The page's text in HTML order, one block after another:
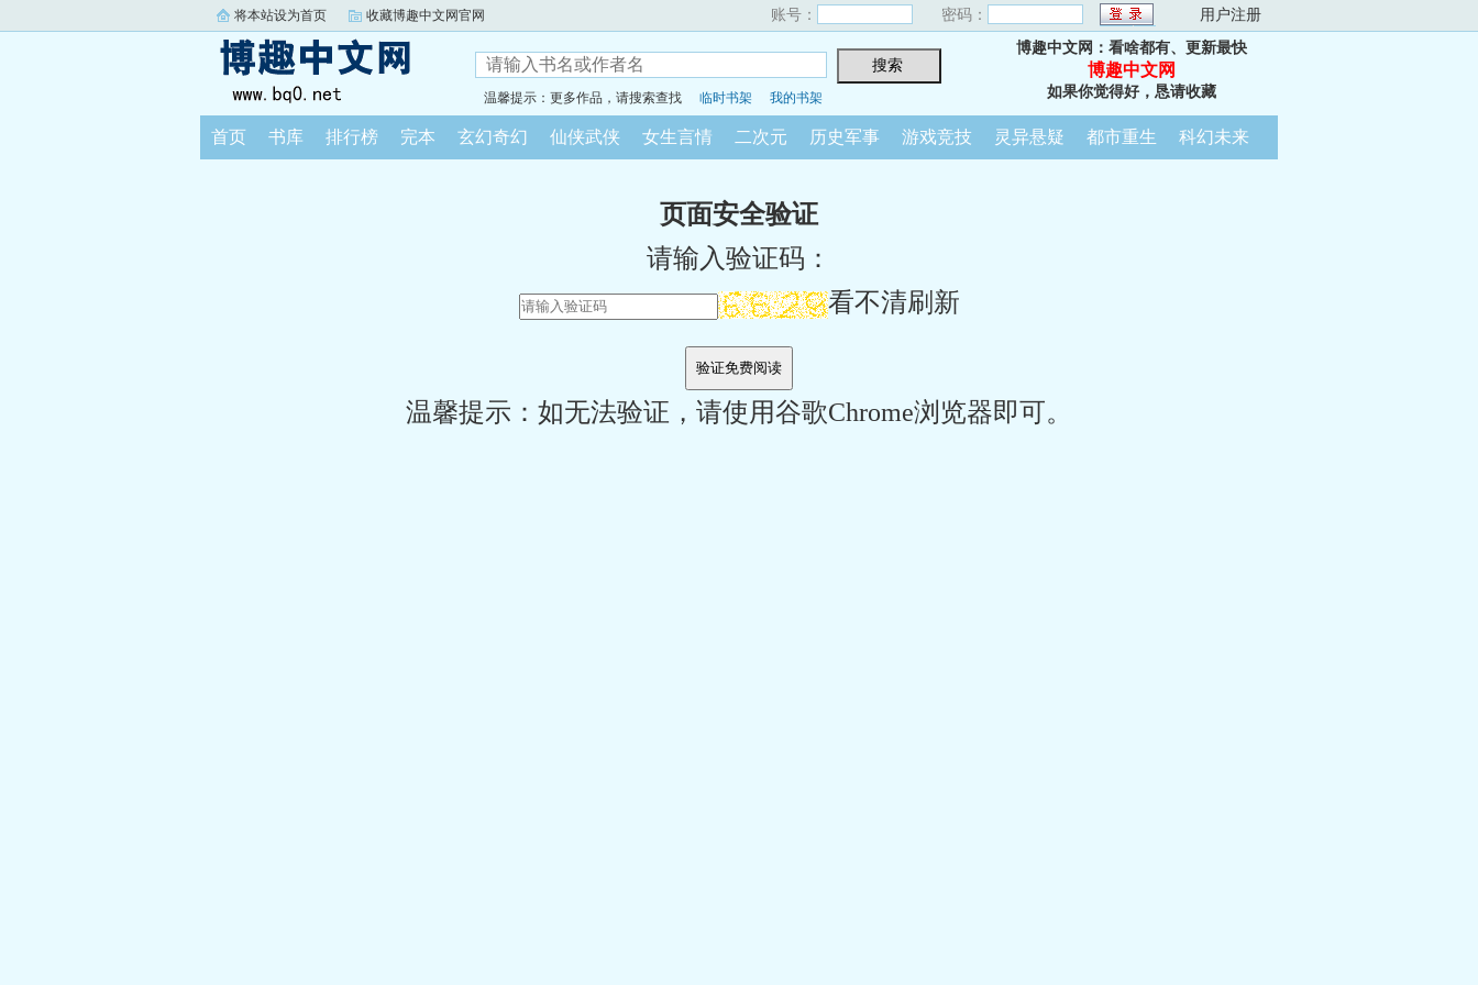
将本站设为首页 收藏博趣中文网官网 账号： 密码： 用户注册
温馨提示：更多作品，请搜索查找 临时书架 我的书架
博趣中文网：看啥都有、更新最快
博趣中文网
如果你觉得好，恳请收藏
首页 书库 排行榜 完本 玄幻奇幻 仙侠武侠 女生言情 二次元 历史军事 游戏竞技 灵异悬疑 都市重生 科幻未来
页面安全验证
请输入验证码：
看不清刷新
温馨提示：如无法验证，请使用谷歌Chrome浏览器即可。